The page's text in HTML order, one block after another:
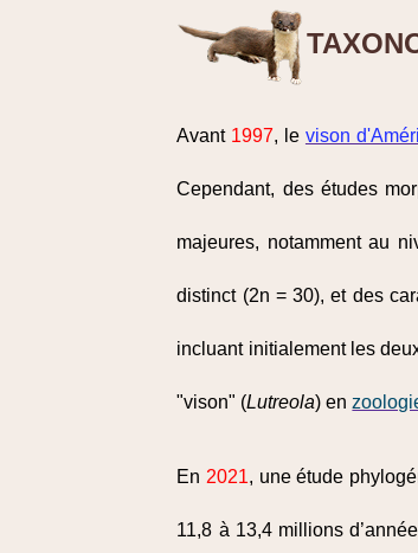
Avant 1997, le vison
Cependant, des études
majeures, notamment au
distinct (2n = 30), et des
incluant initialement les
"vison" (Lutreola) en
En 2021, une étude
11,8 à 13,4 millions